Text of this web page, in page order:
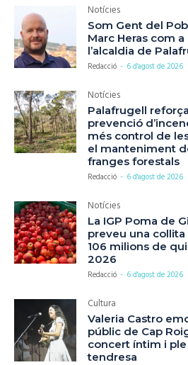
Notícies
Som Gent del
Marc Heras com
l’alcaldia de
Redacció - 6 d'agost de 2026
Notícies
Palafrugell
prevenció
més control de
el manteniment
franges forestals
Redacció - 6 d'agost de 2026
Notícies
La IGP Poma de
preveu una
106 milions de
2026
Redacció - 6 d'agost de 2026
Cultura
Valeria Castro
públic de Cap
concert íntim i
tendresa